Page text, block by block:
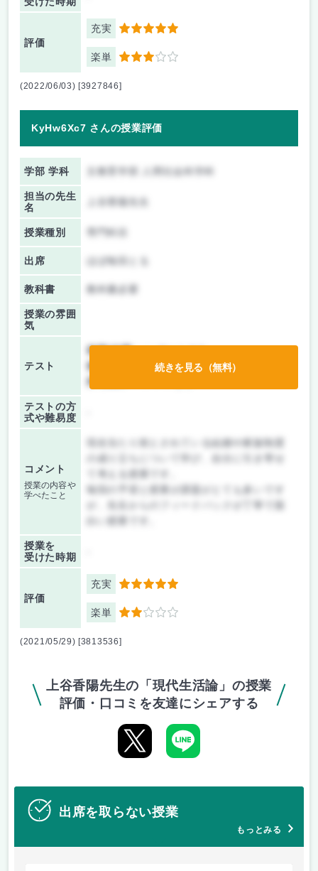
評価
充実 5
楽単 3
(2022/06/03) [3927846]
KyHw6Xc7 さんの授業評価
学部 学科 文教育学部 人間社会科学科
担当の先生
名
授業種別
出席 ほぼ毎回とる
教科書 教科書必要
授業の雰囲
気
テスト
前期/中間：
後期/期末：
レポートのみ
テストの方
式や難易度
コメント
授業の内容や
学べたこと
現在当たり前とされている結婚や家族制度
毎回の予習と授業が課題がとても多いです
授業を
受けた時期
評価
充実 5
楽単 2
続きを見る（無料）
(2021/05/29) [3813536]
上谷香陽先生の「現代生活論」の授業
評価・口コミを友達にシェアする
出席を取らない授業
もっとみる